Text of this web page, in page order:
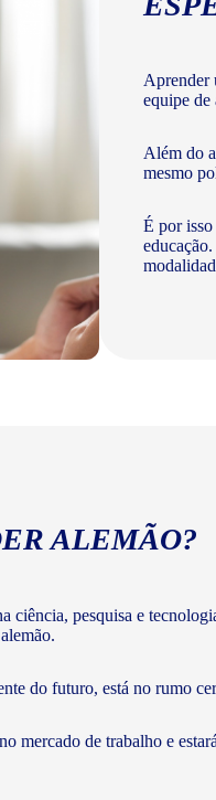
Aprender
equipe de
Além do
mesmo
É por
ALEMÃO?
ciência, pesquisa e
do futuro, está no rumo
mercado de trabalho e